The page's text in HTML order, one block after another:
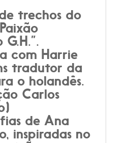
trechos do
G.H.”.
com Harrie
tradutor da
o holandês.
Carlos
de Ana
inspiradas no